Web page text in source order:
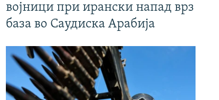
војници при ирански напад врз
база во Саудиска Арабија